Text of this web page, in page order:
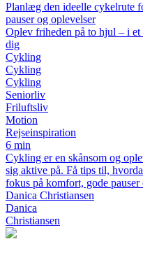
Planlæg den ideelle cykelrute
pauser og oplevelser
Oplev friheden på to hjul – i
dig
Cykling
Cykling
Cykling
Seniorliv
Friluftsliv
Motion
Rejseinspiration
6 min
Cykling er en skånsom og
sig aktive på. Få tips til,
fokus på komfort, gode
Danica Christiansen
Danica
Christiansen